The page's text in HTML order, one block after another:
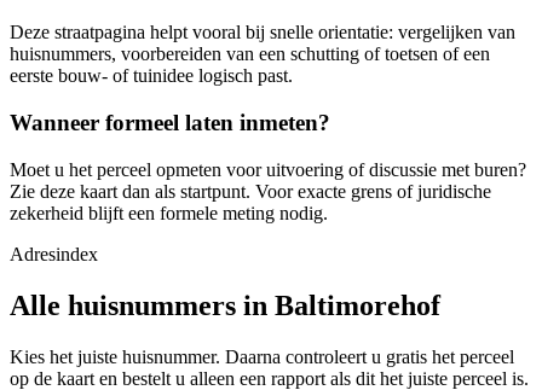
Deze straatpagina helpt vooral bij snelle orientatie: vergelijken van
huisnummers, voorbereiden van een schutting of toetsen of een
eerste bouw- of tuinidee logisch past.
Wanneer formeel laten inmeten?
Moet u het perceel opmeten voor uitvoering of discussie met buren?
Zie deze kaart dan als startpunt. Voor exacte grens of juridische
zekerheid blijft een formele meting nodig.
Adresindex
Alle huisnummers in Baltimorehof
Kies het juiste huisnummer. Daarna controleert u gratis het perceel
op de kaart en bestelt u alleen een rapport als dit het juiste perceel is.